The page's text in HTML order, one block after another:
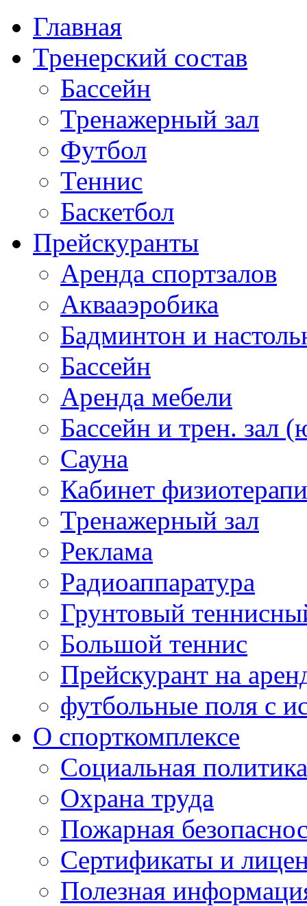
Главная
Тренерский состав
Бассейн
Тренажерный зал
Футбол
Теннис
Баскетбол
Прейскуранты
Аренда спортзалов
Аквааэробика
Бадминтон и
Бассейн
Аренда мебели
Бассейн и трен. зал
Сауна
Кабинет
Тренажерный зал
Реклама
Радиоаппаратура
Грунтовый
Большой теннис
Прейскурант на
футбольные поля с
О спорткомплексе
Социальная политика
Охрана труда
Пожарная
Сертификаты и
Полезная